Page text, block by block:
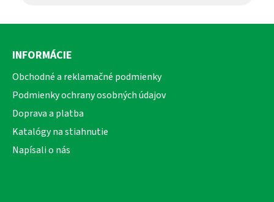
Z
INFORMÁCIE
Obchodné a reklamačné podmienky
Podmienky ochrany osobných údajov
Doprava a platba
Katalógy na stiahnutie
Napísali o nás